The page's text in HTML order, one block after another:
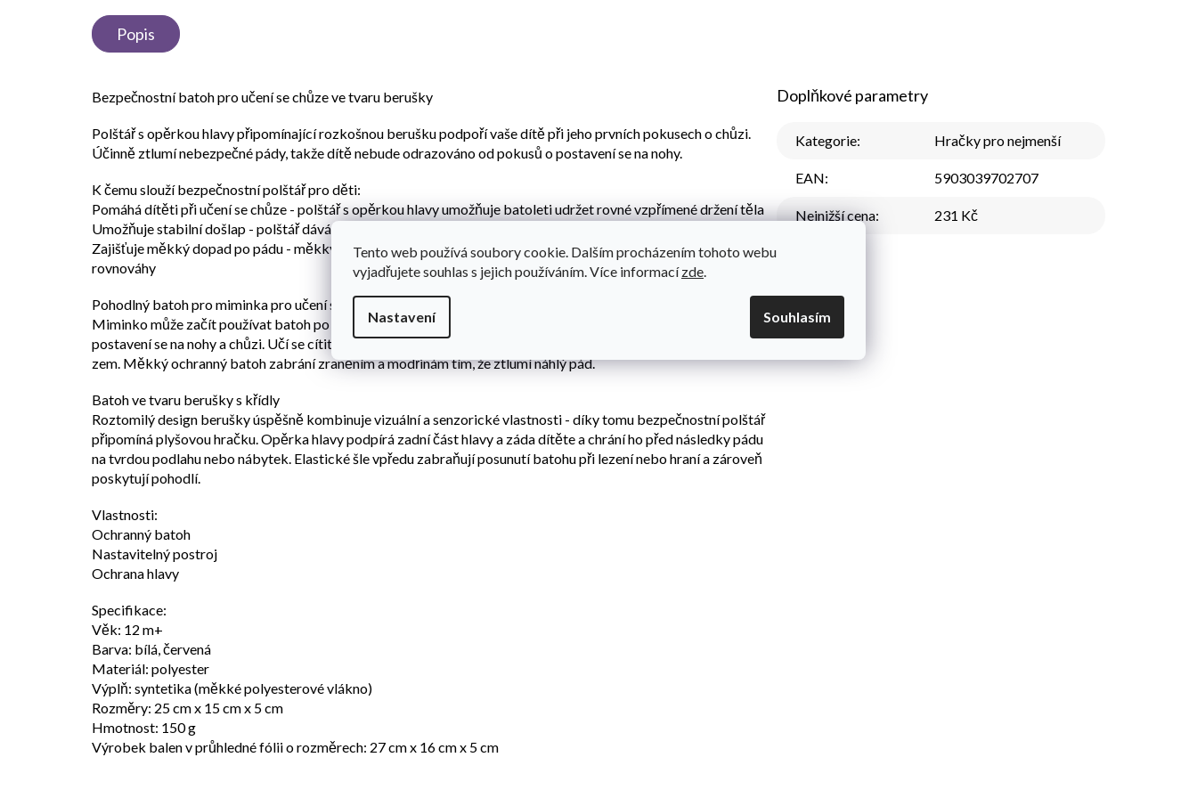
Tento web používá soubory cookie. Dalším procházením tohoto webu
vyjadřujete souhlas s jejich používáním. Více informacízde.
Nastavení Souhlasím
Popis
Bezpečnostní batoh pro učení se chůze ve tvaru berušky
Polštář s opěrkou hlavy připomínající rozkošnou berušku podpoří vaše dítě při jeho prvních pokusech o chůzi.
Účinně ztlumí nebezpečné pády, takže dítě nebude odrazováno od pokusů o postavení se na nohy.
K čemu slouží bezpečnostní polštář pro děti:
Pomáhá dítěti při učení se chůze - polštář s opěrkou hlavy umožňuje batoleti udržet rovné vzpřímené držení těla
Umožňuje stabilní došlap - polštář dává dítěti pocit jistoty na nohou
Zajišťuje měkký dopad po pádu - měkký batoh chrání dítě před modřinami a odřeninami po náhlé ztrátě
rovnováhy
Pohodlný batoh pro miminka pro učení se chůze
Miminko může začít používat batoh po 12 měsících věku. Toto je doba, kdy batole provádí první pokusy o
postavení se na nohy a chůzi. Učí se cítit rovnováhu svého těla, takže může často ztratit rovnováhu a spadnout na
zem. Měkký ochranný batoh zabrání zraněním a modřinám tím, že ztlumí náhlý pád.
Batoh ve tvaru berušky s křídly
Roztomilý design berušky úspěšně kombinuje vizuální a senzorické vlastnosti - díky tomu bezpečnostní polštář
připomíná plyšovou hračku. Opěrka hlavy podpírá zadní část hlavy a záda dítěte a chrání ho před následky pádu
na tvrdou podlahu nebo nábytek. Elastické šle vpředu zabraňují posunutí batohu při lezení nebo hraní a zároveň
poskytují pohodlí.
Vlastnosti:
Ochranný batoh
Nastavitelný postroj
Ochrana hlavy
Specifikace:
Věk: 12 m+
Barva: bílá, červená
Materiál: polyester
Výplň: syntetika (měkké polyesterové vlákno)
Rozměry: 25 cm x 15 cm x 5 cm
Hmotnost: 150 g
Výrobek balen v průhledné fólii o rozměrech: 27 cm x 16 cm x 5 cm
Doplňkové parametry
Kategorie: Hračky pro nejmenší
EAN: 5903039702707
Nejnižší cena: 231 Kč